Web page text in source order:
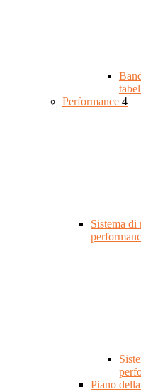
Performance 4
Sistema di
Piano